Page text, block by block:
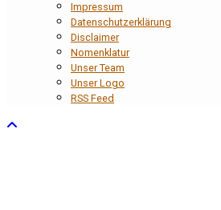
Impressum
Datenschutzerklärung
Disclaimer
Nomenklatur
Unser Team
Unser Logo
RSS Feed